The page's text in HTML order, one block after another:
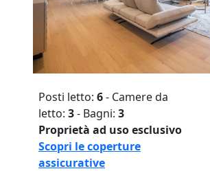
Posti letto: 6- Camere da
letto: 3- Bagni: 3
Proprietà ad uso esclusivo
Scopri le coperture
assicurative